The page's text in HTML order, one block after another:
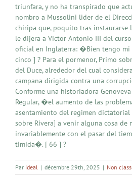
triunfara, y no ha transpirado que
nombro a Mussolini lider de el
chiripa que, poquito tras instaurarse
le dijera a Victor Antonio III del
oficial en Inglaterra: �Bien tengo
cinco ] ? Para el pormenor, Primo
del Duce, alrededor del cual
campana dirigida contra una
Conforme una historiadora
Regular, �el aumento de las
asentamiento del regimen
sobre Rivera] a venir alguna cosa de
invariablemente con el pasar del
timida�. [ 66 ] ?
Par ideal | décembre 29th, 2025 | Non